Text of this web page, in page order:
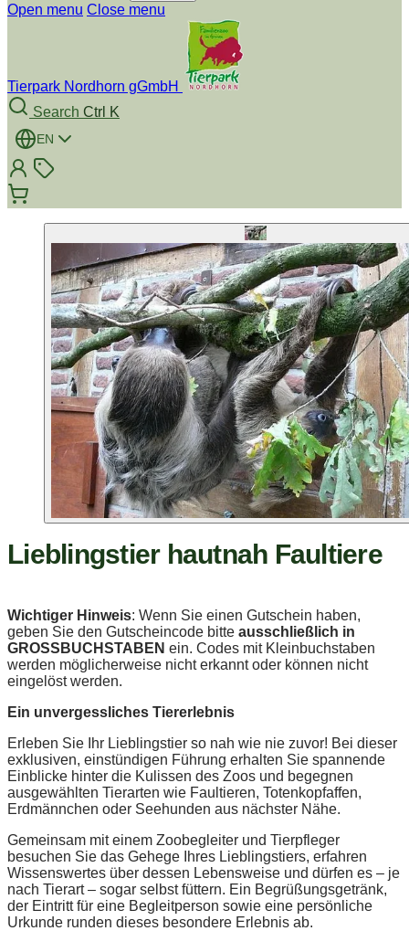
Open menu Close menu
Tierpark Nordhorn gGmbH
Search Ctrl K
EN
Lieblingstier hautnah Faultiere
Wichtiger Hinweis: Wenn Sie einen Gutschein haben,
geben Sie den Gutscheincode bitte ausschließlich in
GROSSBUCHSTABEN ein. Codes mit Kleinbuchstaben
werden möglicherweise nicht erkannt oder können nicht
eingelöst werden.
Ein unvergessliches Tiererlebnis
Erleben Sie Ihr Lieblingstier so nah wie nie zuvor! Bei dieser
exklusiven, einstündigen Führung erhalten Sie spannende
Einblicke hinter die Kulissen des Zoos und begegnen
ausgewählten Tierarten wie Faultieren, Totenkopfaffen,
Erdmännchen oder Seehunden aus nächster Nähe.
Gemeinsam mit einem Zoobegleiter und Tierpfleger
besuchen Sie das Gehege Ihres Lieblingstiers, erfahren
Wissenswertes über dessen Lebensweise und dürfen es – je
nach Tierart – sogar selbst füttern. Ein Begrüßungsgetränk,
der Eintritt für eine Begleitperson sowie eine persönliche
Urkunde runden dieses besondere Erlebnis ab.